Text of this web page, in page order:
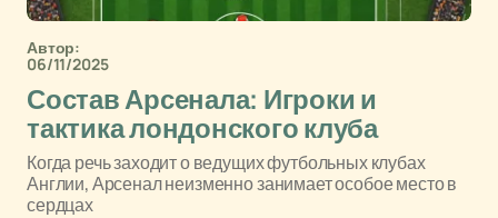
Автор:
06/11/2025
Состав Арсенала: Игроки и
тактика лондонского клуба
Когда речь заходит о ведущих футбольных клубах
Англии, Арсенал неизменно занимает особое место в
сердцах